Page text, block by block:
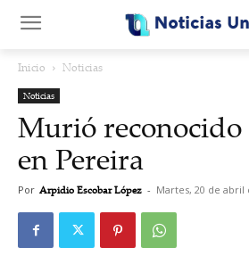
Inicio Noticias
Noticias
Murió
en Pereira
Por Arpidio Escobar López - Martes, 20 de abril